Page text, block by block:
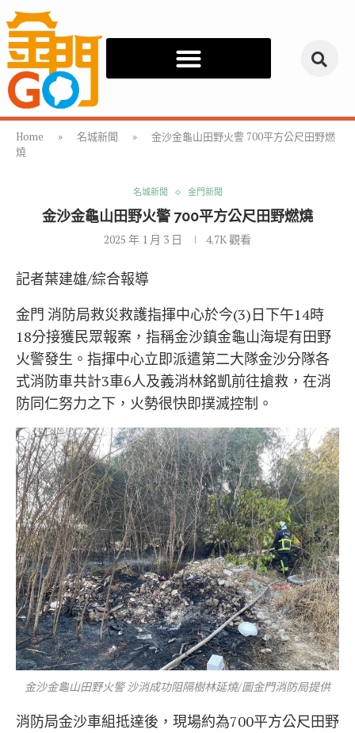
Home » 名城新聞 »
金沙金龜山田野火警 700平方公尺田野燃
燒
名城新聞 金門新聞
金沙金龜山田野火警 700平方公尺田野燃燒
2025 年 1 月 3 日 4.7K觀看
記者葉建雄/綜合報導
金門 消防局救災救護指揮中心於今(3)日下午14時
18分接獲民眾報案，指稱金沙鎮金龜山海堤有田野
火警發生。指揮中心立即派遣第二大隊金沙分隊各
式消防車共計3車6人及義消林銘凱前往搶救，在消
防同仁努力之下，火勢很快即撲滅控制。
金沙金龜山田野火警 沙消成功阻隔樹林延燒/圖金門消防局提供
消防局金沙車組抵達後，現場約為700平方公尺田野